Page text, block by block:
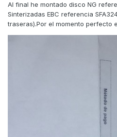
Al final he montado disco NG
Sinterizadas EBC referencia
traseras).Por el momento perfecto